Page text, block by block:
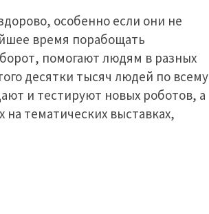
особенно если они не
время порабощать
помогают людям в разных
десятки тысяч людей по всему
и тестируют новых роботов, а
тематических выставках,